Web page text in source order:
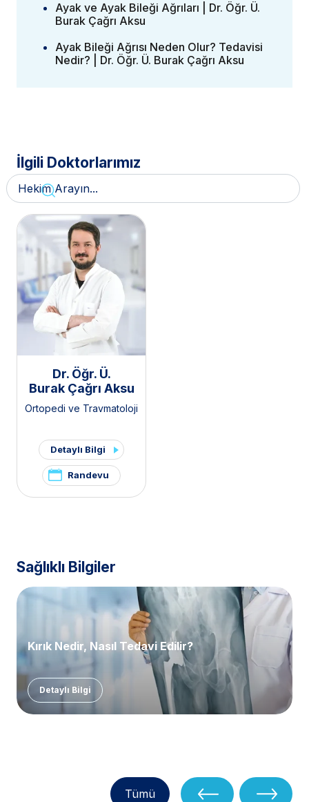
Ayak ve Ayak Bileği Ağrıları | Dr. Öğr. Ü.
Burak Çağrı Aksu
Ayak Bileği Ağrısı Neden Olur? Tedavisi
Nedir? | Dr. Öğr. Ü. Burak Çağrı Aksu
İlgili Doktorlarımız
Dr. Öğr. Ü.
Burak Çağrı Aksu
Ortopedi ve Travmatoloji
Detaylı Bilgi
Randevu
Sağlıklı Bilgiler
Kırık Nedir, Nasıl Tedavi Edilir?
Detaylı Bilgi
Tümü